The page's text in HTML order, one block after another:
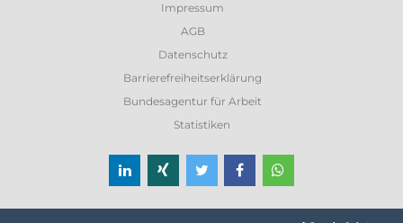
Impressum
AGB
Datenschutz
Barrierefreiheitserklärung
Bundesagentur für Arbeit
Statistiken